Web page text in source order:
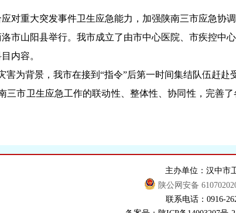
重大突发事件卫生应急能力，加强陕南三市应急协
市山阳县举行。我市成立了由市中心医院、市疾控
内容。
为背景，我市在接到“指令”后第一时间集结队伍赶赴
市卫生应急工作的联动性、整体性、协同性，完善
主办单位：汉中市
陕公网安备
联系电话：0916-